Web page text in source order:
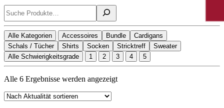
Suchen
Alle Kategorien Accessoires Bundle
Cardigans
Schals / Tücher
Shirts Socken Stricktreff
Sweater
Alle Schwierigkeitsgrade
1 2 3 4 5
Alle 6 Ergebnisse werden angezeigtNach